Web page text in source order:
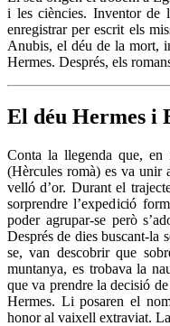
i les ciències. Inventor de
enregistrar per escrit els
Anubis, el déu de la mort,
Hermes. Després, els
El déu Hermes i
Conta la llegenda que,
(Hèrcules romà) es va unir
velló d’or. Durant el
sorprendre l’expedició
poder agrupar-se però
Després de dies buscant-la
se, van descobrir que
muntanya, es trobava la
que va prendre la decisió
Hermes. Li posaren el
honor al vaixell extraviat.